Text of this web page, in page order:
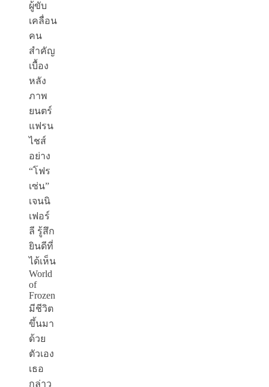
ผู้ขับ
เคลื่อน
คน
สำคัญ
เบื้อง
หลัง
ภาพ
ยนตร์
แฟรน
ไชส์
อย่าง
“โฟร
เซ่น”
เจนนิ
เฟอร์
ลี รู้สึก
ยินดีที่
ได้เห็น
World
of
Frozen
มีชีวิต
ขึ้นมา
ด้วย
ตัวเอง
เธอ
กล่าว